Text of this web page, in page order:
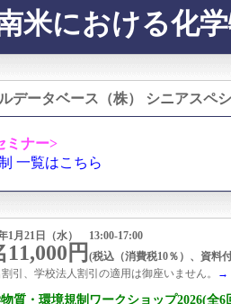
米における化
データベース（株） シニアスペ
ミナー>
一覧はこちら
月21日（水） 13:00-17:00
11,000円 (税込（消費税10％）、資料
引、学校法人割引の適用は御座いません。
→
質・環境規制ワークショップ2026(全6